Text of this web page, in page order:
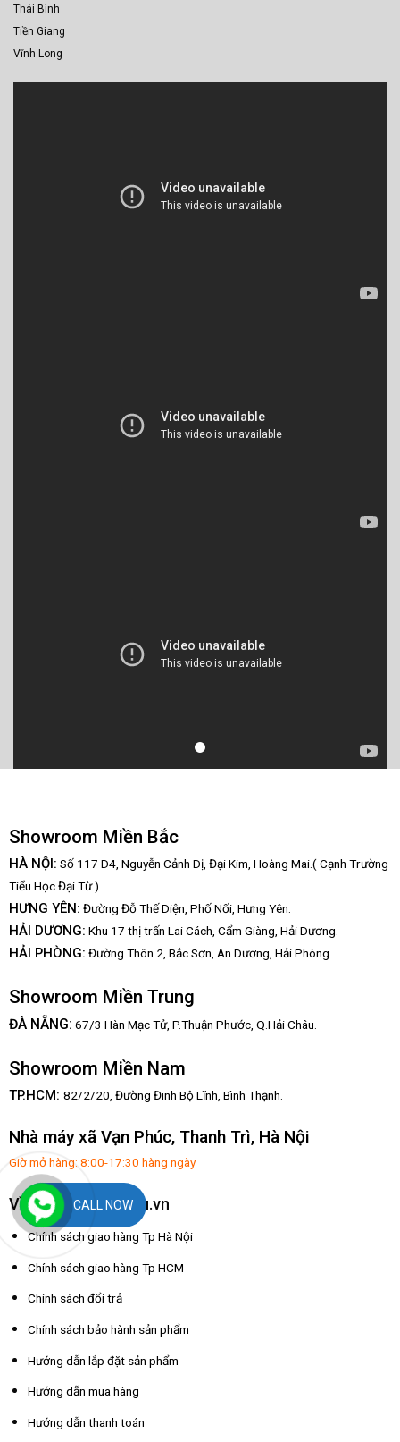
Thái Bình
Tiền Giang
Vĩnh Long
Showroom Miền Bắc
HÀ NỘI: Số 117 D4, Nguyễn Cảnh Dị, Đại Kim, Hoàng Mai.( Cạnh Trường
Tiểu Học Đại Từ )
HƯNG YÊN: Đường Đỗ Thế Diện, Phố Nối, Hưng Yên.
HẢI DƯƠNG: Khu 17 thị trấn Lai Cách, Cẩm Giàng, Hải Dương.
HẢI PHÒNG: Đường Thôn 2, Bắc Sơn, An Dương, Hải Phòng.
Showroom Miền Trung
ĐÀ NẴNG: 67/3 Hàn Mạc Tử, P.Thuận Phước, Q.Hải Châu.
Showroom Miền Nam
TP.HCM: 82/2/20, Đường Đinh Bộ Lĩnh, Bình Thạnh.
Nhà máy xã Vạn Phúc, Thanh Trì, Hà Nội
Giờ mở hàng: 8:00-17:30 hàng ngày
Về dochoixuatkhau.vn
Chính sách giao hàng Tp Hà Nội
Chính sách giao hàng Tp HCM
Chính sách đổi trả
Chính sách bảo hành sản phẩm
Hướng dẫn lắp đặt sản phẩm
Hướng dẫn mua hàng
Hướng dẫn thanh toán
CALL NOW